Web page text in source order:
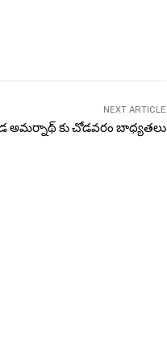
NEXT ARTICLE
అమర్నాథ్ కు చోడవరం బాధ్యతలు